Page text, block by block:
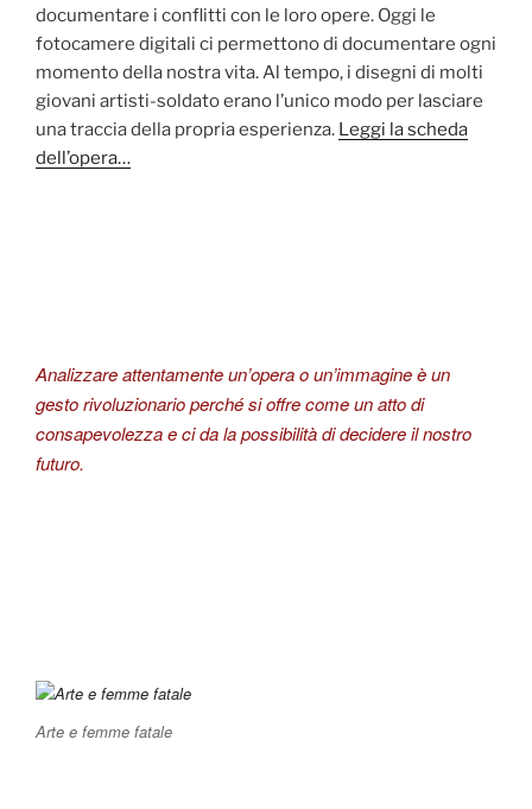
documentare i conflitti con le loro opere. Oggi le
fotocamere digitali ci permettono di documentare ogni
momento della nostra vita. Al tempo, i disegni di molti
giovani artisti-soldato erano l’unico modo per lasciare
una traccia della propria esperienza. Leggi la scheda
dell’opera…
Analizzare attentamente un’opera o un’immagine è un
gesto rivoluzionario perché si offre come un atto di
consapevolezza e ci da la possibilità di decidere il nostro
futuro.
Arte e femme fatale